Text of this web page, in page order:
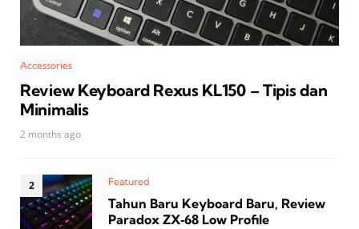
Accessories
Review Keyboard Rexus KL150 – Tipis dan
Minimalis
2 months ago
Featured
Tahun Baru Keyboard Baru, Review
Paradox ZX‑68 Low Profile